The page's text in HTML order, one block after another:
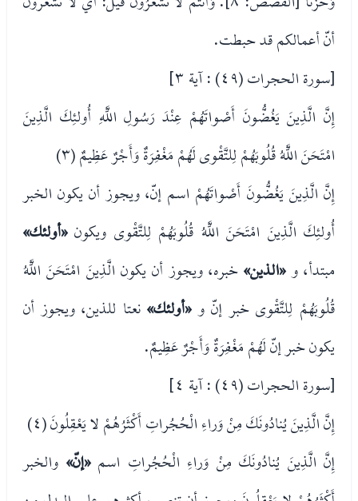
أنّ أعمالكم قد حبطت.
[سورة الحجرات (٤٩) : آية ٣]
إِنَّ الَّذِينَ يَغُضُّونَ أَصْواتَهُمْ عِنْدَ رَسُولِ اللَّهِ أُولئِكَ الَّذِينَ
امْتَحَنَ اللَّهُ قُلُوبَهُمْ لِلتَّقْوى لَهُمْ مَغْفِرَةٌ وَأَجْرٌ عَظِيمٌ (٣)
إِنَّ الَّذِينَ يَغُضُّونَ أَصْواتَهُمْ اسم إنّ، ويجوز أن يكون الخبر
أُولئِكَ الَّذِينَ امْتَحَنَ اللَّهُ قُلُوبَهُمْ لِلتَّقْوى ويكون«أولئك»
مبتدأ، و«الذين»خبره، ويجوز أن يكون الَّذِينَ امْتَحَنَ اللَّهُ
قُلُوبَهُمْ لِلتَّقْوى خبر إنّ و«أولئك»نعتا للذين، ويجوز أن
يكون خبر إنّ لَهُمْ مَغْفِرَةٌ وَأَجْرٌ عَظِيمٌ.
[سورة الحجرات (٤٩) : آية ٤]
إِنَّ الَّذِينَ يُنادُونَكَ مِنْ وَراءِ الْحُجُراتِ أَكْثَرُهُمْ لا يَعْقِلُونَ (٤)
إِنَّ الَّذِينَ يُنادُونَكَ مِنْ وَراءِ الْحُجُراتِ اسم«إنّ» والخبر